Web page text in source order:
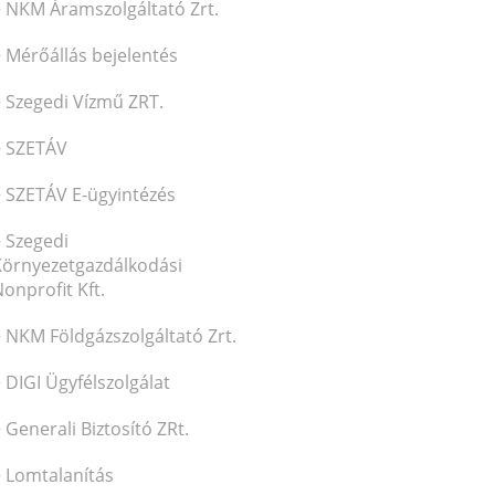
NKM Áramszolgáltató Zrt.
Mérőállás bejelentés
Szegedi Vízmű ZRT.
SZETÁV
SZETÁV E-ügyintézés
Szegedi
Kft.
NKM Földgázszolgáltató Zrt.
DIGI Ügyfélszolgálat
Generali Biztosító ZRt.
Lomtalanítás